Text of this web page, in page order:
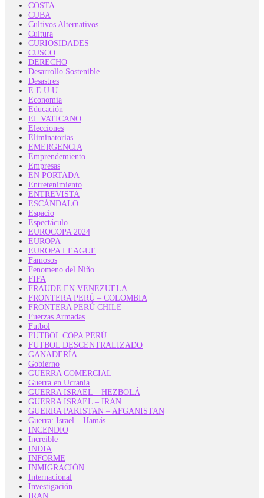
COSTA
CUBA
Cultivos Alternativos
Cultura
CURIOSIDADES
CUSCO
DERECHO
Desarrollo Sostenible
Desastres
E.E.U.U.
Economía
Educación
EL VATICANO
Elecciones
Eliminatorias
EMERGENCIA
Emprendemiento
Empresas
EN PORTADA
Entretenimiento
ENTREVISTA
ESCÁNDALO
Espacio
Espectáculo
EUROCOPA 2024
EUROPA
EUROPA LEAGUE
Famosos
Fenomeno del Niño
FIFA
FRAUDE EN VENEZUELA
FRONTERA PERÚ – COLOMBIA
FRONTERA PERÚ CHILE
Fuerzas Armadas
Futbol
FUTBOL COPA PERÚ
FUTBOL DESCENTRALIZADO
GANADERÍA
Gobierno
GUERRA COMERCIAL
Guerra en Ucrania
GUERRA ISRAEL – HEZBOLÁ
GUERRA ISRAEL – IRAN
GUERRA PAKISTAN – AFGANISTAN
Guerra: Israel – Hamás
INCENDIO
Increible
INDIA
INFORME
INMIGRACIÓN
Internacional
Investigación
IRAN